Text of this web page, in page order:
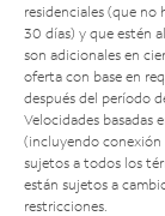
residenciales (que
30 días) y que estén
son adicionales en
oferta con base en
después del período
Velocidades basadas
(incluyendo conexión
sujetos a todos los
están sujetos a
restricciones.